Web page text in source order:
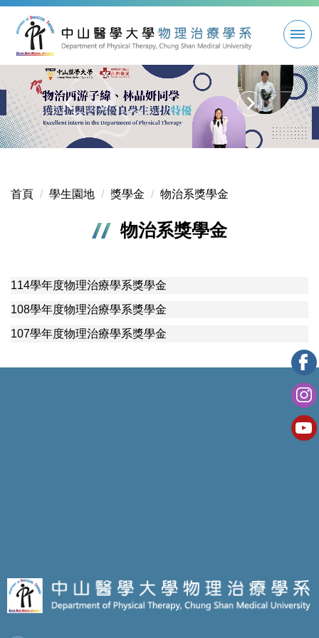
到
要
容
區
首頁 學生園地 獎學金 物治系獎學金
物治系獎學金
114學年度物理治療學系獎學金
108學年度物理治療學系獎學金
107學年度物理治療學系獎學金